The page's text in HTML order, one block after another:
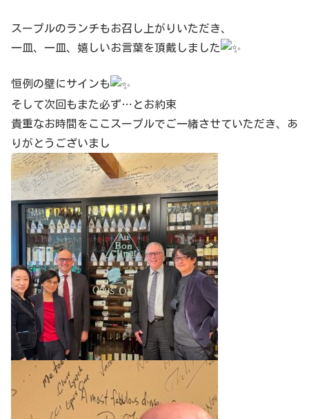
スープルのランチもお召し上がりいただき、
一皿、一皿、嬉しいお言葉を頂戴しました
恒例の壁にサインも
そして次回もまた必ず…とお約束
貴重なお時間をここスープルでご一緒させていただき、あ
りがとうございまし